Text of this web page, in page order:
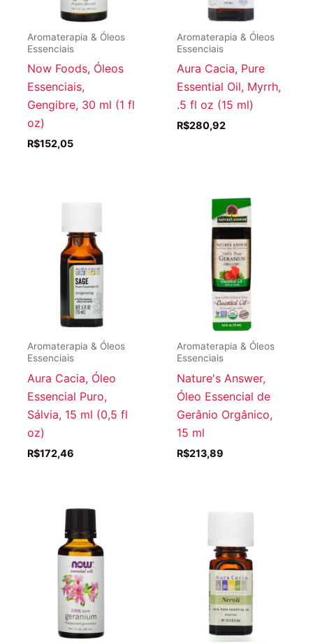
Aromaterapia & Óleos
Essenciais
Now Foods, Óleos
Essenciais,
Gengibre, 30 ml (1 fl
oz)
R$152,05
Aromaterapia & Óleos
Essenciais
Aura Cacia, Pure
Essential Oil, Myrrh,
.5 fl oz (15 ml)
R$280,92
Aromaterapia & Óleos
Essenciais
Aura Cacia, Óleo
Essencial Puro,
Sálvia, 15 ml (0,5 fl
oz)
R$172,46
Aromaterapia & Óleos
Essenciais
Nature's Answer,
Óleo Essencial de
Gerânio Orgânico,
15 ml
R$213,89